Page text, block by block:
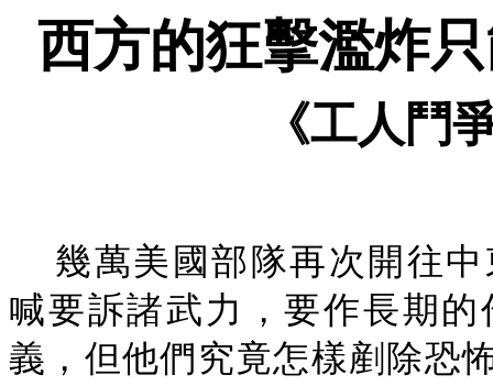
西方的狂擊濫炸
《工人鬥
幾萬美國部隊再次開往
喊要訴諸武力，要作長期
義，但他們究竟怎樣剷除恐